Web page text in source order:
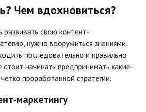
Чем вдохновиться?
свою контент-
нужно вооружиться знаниями.
последовательно и правильно
стоит начинать предпринимать какие-
проработанной стратегии.
маркетингу